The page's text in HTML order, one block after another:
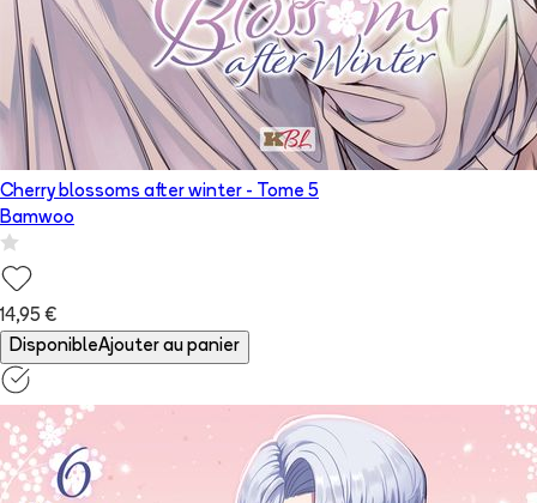
Cherry blossoms after winter - Tome 5
Bamwoo
14,95 €
DisponibleAjouter au panier